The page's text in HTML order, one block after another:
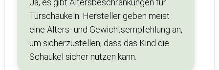
Ja, es gibt Altersbeschränkungen für
Türschaukeln. Hersteller geben meist
eine Alters- und Gewichtsempfehlung an,
um sicherzustellen, dass das Kind die
Schaukel sicher nutzen kann.